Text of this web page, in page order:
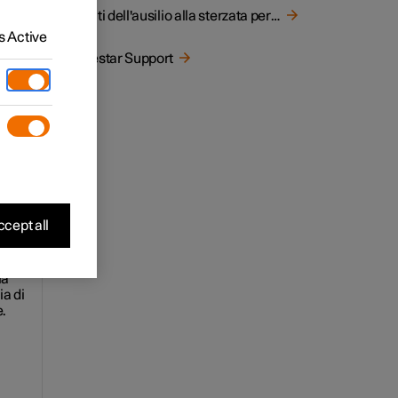
di
Limiti dell'ausilio alla sterzata per rischio di collisione
Polestar Support
Active
all